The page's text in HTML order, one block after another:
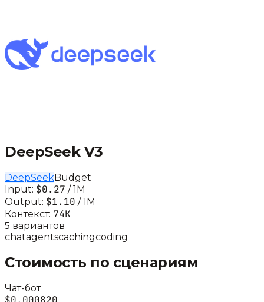
DeepSeek V3
DeepSeekBudget
Input: $0.27 / 1M
Output: $1.10 / 1M
Контекст: 74K
5 вариантов
chatagentscachingcoding
Стоимость по сценариям
Чат-бот